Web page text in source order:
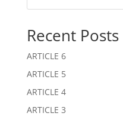
i
e
:
i
e
:
Recent Posts
ARTICLE 6
ARTICLE 5
ARTICLE 4
ARTICLE 3